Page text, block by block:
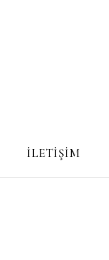
İLETİŞİM